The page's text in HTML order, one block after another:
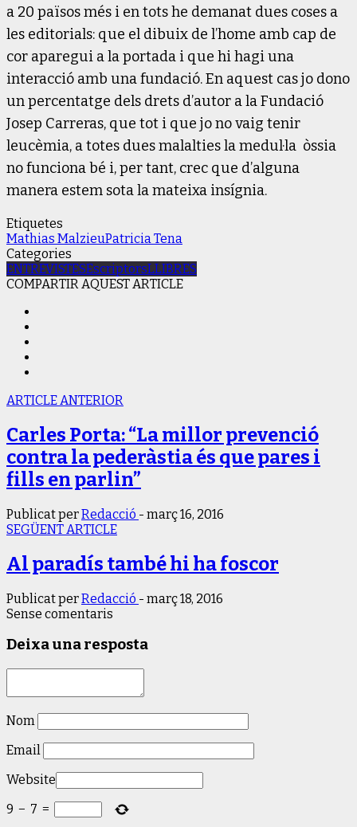
a 20 països més i en tots he demanat dues coses a
les editorials: que el dibuix de l’home amb cap de
cor aparegui a la portada i que hi hagi una
interacció amb una fundació. En aquest cas jo dono
un percentatge dels drets d’autor a la Fundació
Josep Carreras, que tot i que jo no vaig tenir
leucèmia, a totes dues malalties la medul·la òssia
no funciona bé i, per tant, crec que d’alguna
manera estem sota la mateixa insígnia.
Etiquetes
Mathias MalzieuPatricia Tena
Categories
ENTREVISTESEscriptorsLLIBRES
COMPARTIR AQUEST ARTICLE
ARTICLE ANTERIOR
Carles Porta: “La millor prevenció
contra la pederàstia és que pares i
fills en parlin”
Publicat perRedacció - març 16, 2016
SEGÜENT ARTICLE
Al paradís també hi ha foscor
Publicat perRedacció - març 18, 2016
Sense comentaris
Deixa una resposta
Nom
Email
Website
9 − 7 =